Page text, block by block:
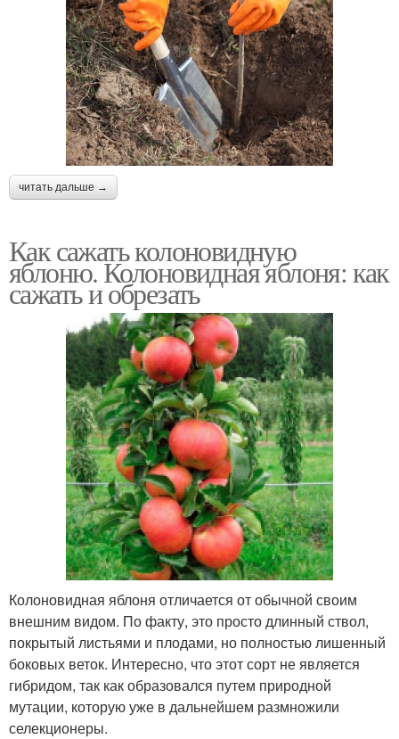
читать дальше →
Как сажать колоновидную
яблоню. Колоновидная яблоня: как
сажать и обрезать
Колоновидная яблоня отличается от обычной своим
внешним видом. По факту, это просто длинный ствол,
покрытый листьями и плодами, но полностью лишенный
боковых веток. Интересно, что этот сорт не является
гибридом, так как образовался путем природной
мутации, которую уже в дальнейшем размножили
селекционеры.